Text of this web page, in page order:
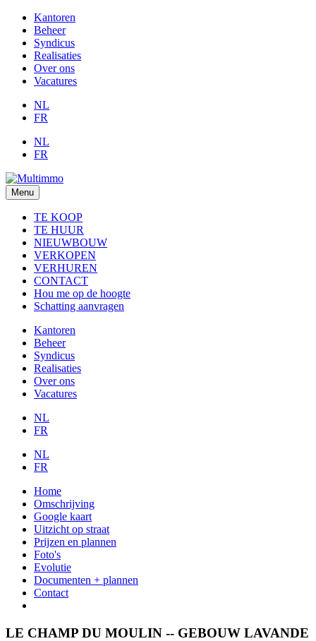
Kantoren
Beheer
Syndicus
Realisaties
Over ons
Vacatures
NL
FR
NL
FR
Menu
TE KOOP
TE HUUR
NIEUWBOUW
VERKOPEN
VERHUREN
CONTACT
Hou me op de hoogte
Schatting aanvragen
Kantoren
Beheer
Syndicus
Realisaties
Over ons
Vacatures
NL
FR
NL
FR
Home
Omschrijving
Google kaart
Uitzicht op straat
Prijzen en plannen
Foto's
Evolutie
Documenten + plannen
Contact
LE CHAMP DU MOULIN -- GEBOUW LAVANDE